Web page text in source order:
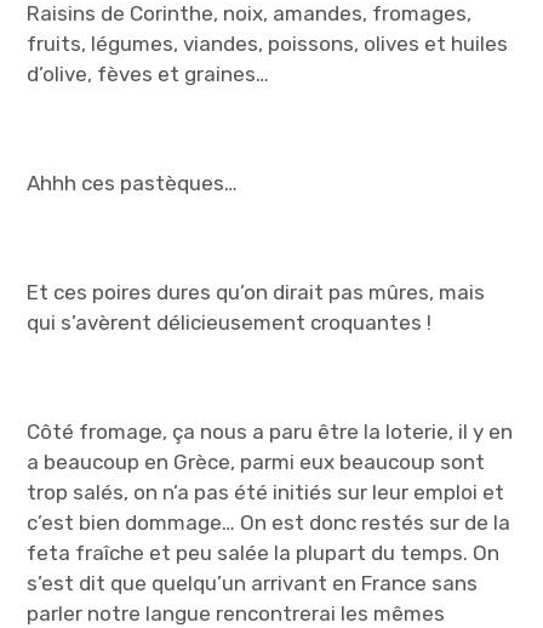
Raisins de Corinthe, noix, amandes, fromages,
fruits, légumes, viandes, poissons, olives et huiles
d’olive, fèves et graines…
Ahhh ces pastèques…
Et ces poires dures qu’on dirait pas mûres, mais
qui s’avèrent délicieusement croquantes !
Côté fromage, ça nous a paru être la loterie, il y en
a beaucoup en Grèce, parmi eux beaucoup sont
trop salés, on n’a pas été initiés sur leur emploi et
c’est bien dommage… On est donc restés sur de la
feta fraîche et peu salée la plupart du temps. On
s’est dit que quelqu’un arrivant en France sans
parler notre langue rencontrerai les mêmes